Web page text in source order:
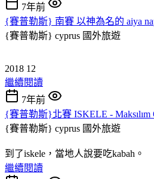
7年前
{賽普勒斯} 南賽 以神為名的 aiya
{賽普勒斯} cyprus 國外旅遊
2018 12
繼續閱讀
7年前
{賽普勒斯}北賽 ISKELE - Maksılım
{賽普勒斯} cyprus 國外旅遊
到了iskele，當地人說要吃kabah。
繼續閱讀